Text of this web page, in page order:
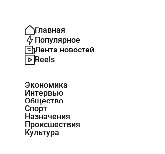
Главная
Популярное
Лента новостей
Reels
Экономика
Интервью
Общество
Спорт
Назначения
Происшествия
Культура